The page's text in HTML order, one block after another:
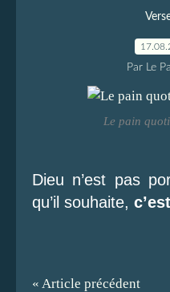
Par Le
Le pain
Dieu n’est pas
qu’il souhaite,
« Article précédent